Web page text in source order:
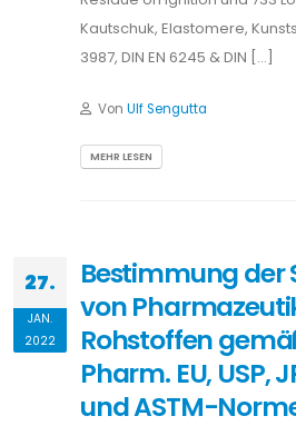
Kautschuk, Elastomere,
3987, DIN EN 6245 & DIN […]
Von Ulf Sengutta
MEHR LESEN
27.
JAN.
2022
Bestimmung der
von
Rohstoffen
Pharm. EU, USP,
und ASTM-